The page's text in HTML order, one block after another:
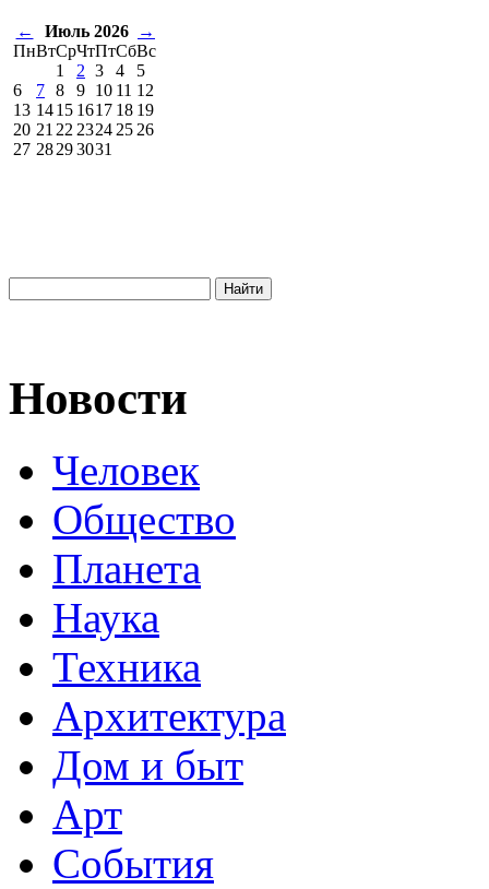
← Июль 2026
→
ПнВтСрЧтПтСбВс
1
2 3 4
5
6
7 8 9 10 11 12
13 1415 1617 18 19
20 21 22 2324 25 26
27 28293031
Новости
Человек
Общество
Планета
Наука
Техника
Архитектура
Дом и быт
Арт
События